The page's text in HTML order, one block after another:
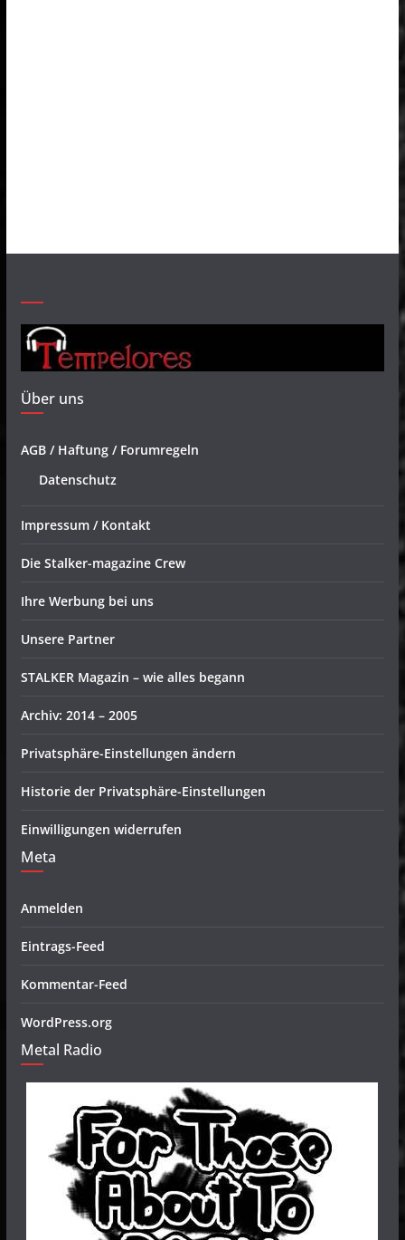
Über uns
AGB / Haftung / Forumregeln
Datenschutz
Impressum / Kontakt
Die Stalker-magazine Crew
Ihre Werbung bei uns
Unsere Partner
STALKER Magazin – wie alles begann
Archiv: 2014 – 2005
Privatsphäre-Einstellungen ändern
Historie der Privatsphäre-Einstellungen
Einwilligungen widerrufen
Meta
Anmelden
Eintrags-Feed
Kommentar-Feed
WordPress.org
Metal Radio